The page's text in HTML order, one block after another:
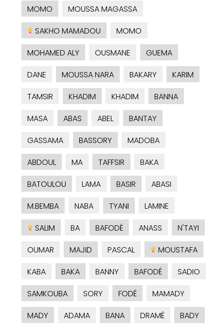
MOMO
MOUSSA MAGASSA
SAKHO MAMADOU
MOMO
MOHAMED ALY
OUSMANE
GUEMA
DANE
MOUSSA NARA BAKARY
KARIM
TAMSIR
KHADIM KHADIM
BANNA
MASA
ABAS ABEL
BANTAY
GASSAMA
BASSORY
MADOBA
ABDOUL
MA TAFFSIR
BAKA
BATOULOU
LAMA BASIR
ABASI
M.BEMBA
NABA TYANI
LAMINE
SALIM
BA BAFODÉ ANASS
N'TAYI
OUMAR
MAJID PASCAL
MOUSTAFA
KABA
BAKA BANNY BAFODÉ
SADIO
SAMKOUBA
SORY FODÉ
MAMADY
MADY
ADAMA BANA DRAMÉ
BADY